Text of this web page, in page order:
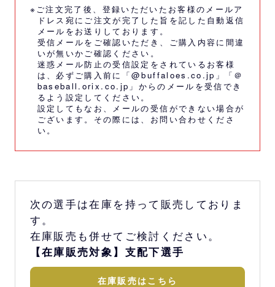
※ご注文完了後、登録いただいたお客様のメールア
ドレス宛にご注文が完了した旨を記した自動返信
メールをお送りしております。
受信メールをご確認いただき、ご購入内容に間違
いが無いかご確認ください。
迷惑メール防止の受信設定をされているお客様
は、必ずご購入前に「@buffaloes.co.jp」「＠
baseball.orix.co.jp」からのメールを受信でき
るよう設定してください。
設定してもなお、メールの受信ができない場合が
ございます。その際には、 お問い合わせくださ
い。
次の選手は在庫を持って販売しておりま
す。
在庫販売も併せてご検討ください。
【在庫販売対象】支配下選手
在庫販売はこちら